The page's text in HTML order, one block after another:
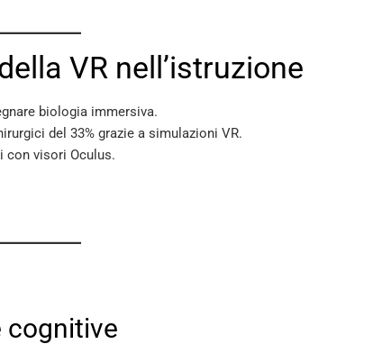
VR nell’istruzione
biologia immersiva.
del 33% grazie a simulazioni VR.
con visori Oculus.
cognitive